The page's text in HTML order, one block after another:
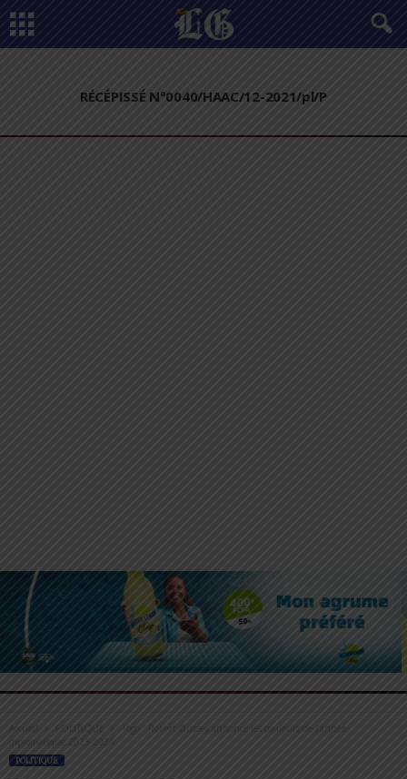
RÉCÉPISSÉ N°0040/HAAC/12-2021/pl/P
Accueil POLITIQUE
Togo : Robert Dussey annonce les couleurs de l’année
diplomatique 2023-2024
POLITIQUE